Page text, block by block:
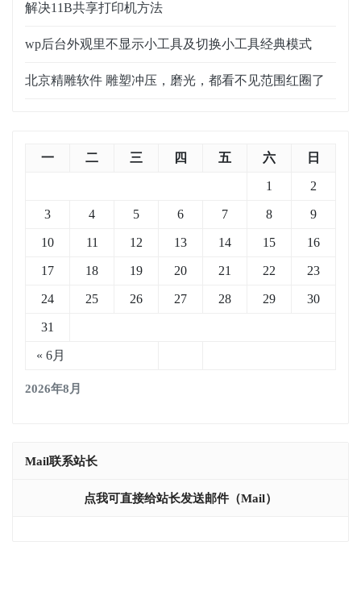
解决11B共享打印机方法
wp后台外观里不显示小工具及切换小工具经典模式
北京精雕软件 雕塑冲压，磨光，都看不见范围红圈了
2026年8月
一 二 三 四 五 六 日
« 6月
1 2
3 4 5 6 7 8 9
10 11 12 13 14 15 16
17 18 19 20 21 22 23
24 25 26 27 28 29 30
31
Mail联系站长
点我可直接给站长发送邮件（mail）